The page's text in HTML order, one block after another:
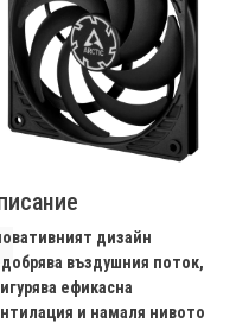
дизайн
въздушния поток,
ефикасна
и намаля нивото